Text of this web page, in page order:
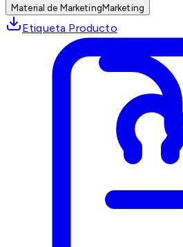
Material de MarketingMarketing
Etiqueta Producto